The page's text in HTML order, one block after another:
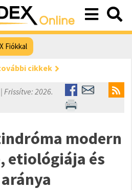
Fiókkal
cikkek
Frissítve: 2026.
modern
etiológiája és